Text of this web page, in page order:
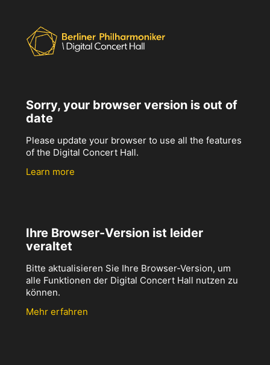
Sorry, your browser version is out of
date
Please update your browser to use all the features
of the Digital Concert Hall.
Learn more
Ihre Browser-Version ist leider
veraltet
Bitte aktualisieren Sie Ihre Browser-Version, um
alle Funktionen der Digital Concert Hall nutzen zu
können.
Mehr erfahren